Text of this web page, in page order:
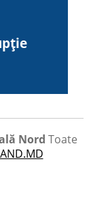
Nord Toate